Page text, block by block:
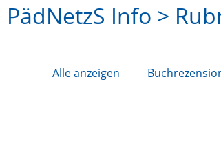
PädNetzS Info >
Alle anzeigen